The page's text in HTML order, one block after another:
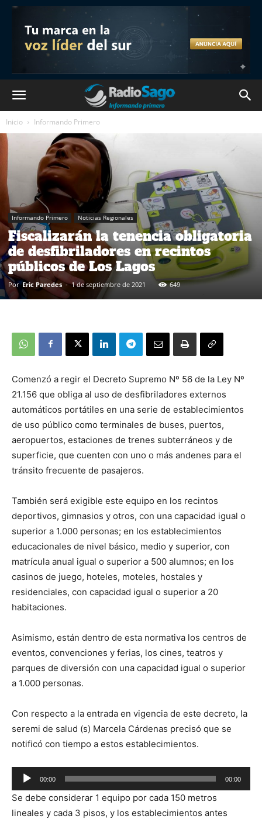
Inicio Informando Primero
Informando Primero Noticias Regionales
Fiscalizarán la tenencia obligatoria
de desfibriladores en recintos
públicos de Los Lagos
Por Eric Paredes - 1 de septiembre de 2021 649
Comenzó a regir el Decreto Supremo Nº 56 de la Ley Nº
21.156 que obliga al uso de desfibriladores externos
automáticos portátiles en una serie de establecimientos
de uso público como terminales de buses, puertos,
aeropuertos, estaciones de trenes subterráneos y de
superficie, que cuenten con uno o más andenes para el
tránsito frecuente de pasajeros.
También será exigible este equipo en los recintos
deportivos, gimnasios y otros, con una capacidad igual o
superior a 1.000 personas; en los establecimientos
educacionales de nivel básico, medio y superior, con
matrícula anual igual o superior a 500 alumnos; en los
casinos de juego, hoteles, moteles, hostales y
residenciales, con capacidad igual o superior a 20
habitaciones.
Asimismo, están dentro de esta normativa los centros de
eventos, convenciones y ferias, los cines, teatros y
parques de diversión con una capacidad igual o superior
a 1.000 personas.
Con respecto a la entrada en vigencia de este decreto, la
seremi de salud (s) Marcela Cárdenas precisó que se
notificó con tiempo a estos establecimientos.
Reproductor
de
audio
00:00 00:00
Se debe considerar 1 equipo por cada 150 metros
lineales y cada 3 pisos, y los establecimientos antes